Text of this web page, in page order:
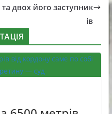
двох його заступник
ів